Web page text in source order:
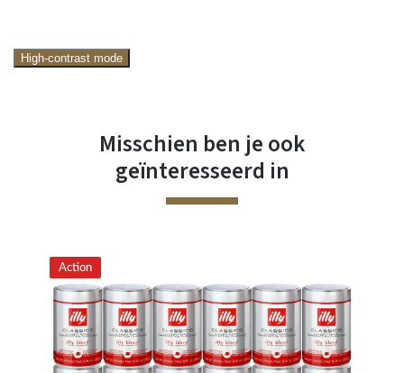
High-contrast mode
Misschien ben je ook
geïnteresseerd in
Action